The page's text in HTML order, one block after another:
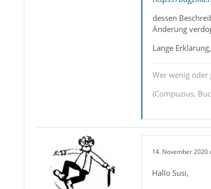
dessen
Änderung
Lange
Wer wenig oder
(Compuzius,
14. November 2020
Hallo Susi,